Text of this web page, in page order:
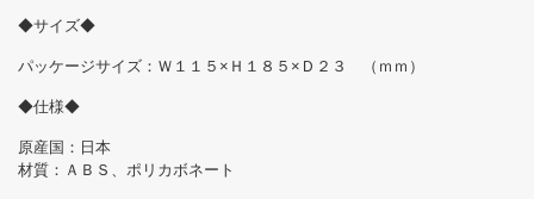
◆サイズ◆
パッケージサイズ：Ｗ１１５×Ｈ１８５×Ｄ２３ （ｍｍ）
◆仕様◆
原産国：日本
材質：ＡＢＳ、ポリカボネート